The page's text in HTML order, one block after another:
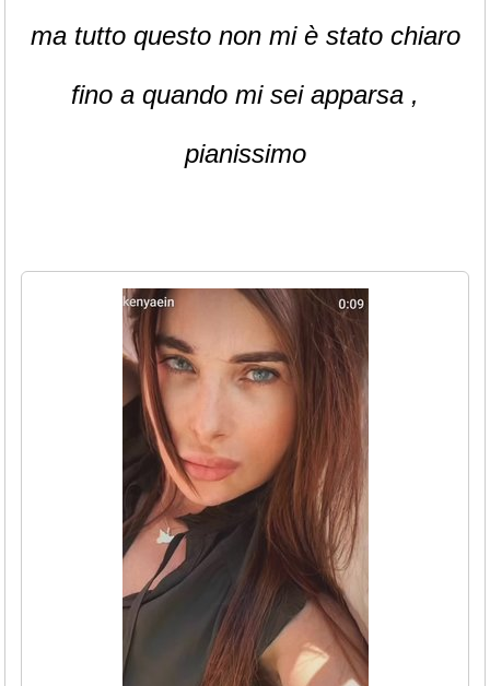
ma tutto questo non mi è stato chiaro
fino a quando mi sei apparsa ,
pianissimo